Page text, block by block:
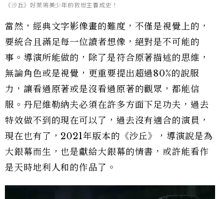
《沙丘》好萊塢美少年的救世主養成史！
當然，經典文字影像畫的難度，不僅是視覺上的，
要統合且滿足每一位讀者想像，絕對是不可能的
事。導演所能做的，除了是符合原著描述的思維，
無論角色或是視覺，更重要提出超過80%的說服
力，讓看過原著或是沒看過原著的觀眾，都能信
服。丹尼維勒納夫必須在許多方面下足功夫，過去
特效做不到的現在可以了，過去沒有適合的演員，
現在也有了，2021年版本的《沙丘》，導演說是為
大銀幕而生，也是獻給大銀幕的情書，或許能看作
是天時地利人和的作品了。